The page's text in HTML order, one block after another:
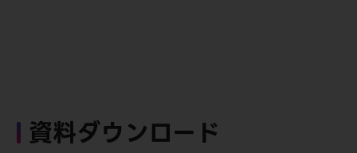
資料ダウンロード